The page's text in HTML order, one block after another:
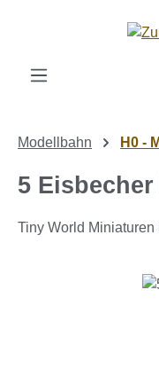
Zum Hauptinhalt
Modellbahn H0 -
5 Eisbecher
Tiny World Miniaturen
Bildergalerie